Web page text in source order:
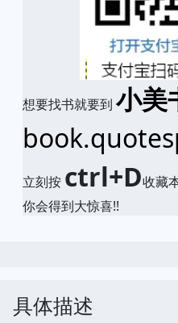
想要找书就要到 小美
立刻按 ctrl+D收藏
你会得到大惊喜!!
具体描述